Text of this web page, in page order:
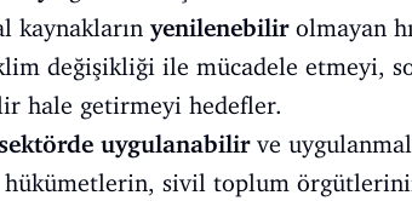
kaynakların yenilenebilirolmayan
değişikliği ile mücadele etmeyi,
hale getirmeyi hedefler.
uygulanabilirve
hükümetlerin, sivil toplum